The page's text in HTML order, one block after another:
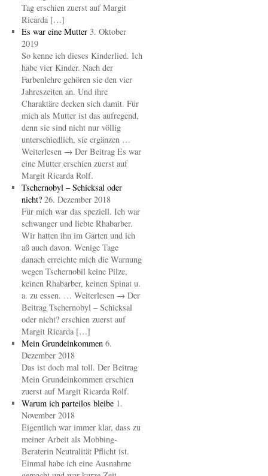
Tag erschien zuerst auf Margit
Ricarda […]
Es war eine Mutter 3. Oktober
2019
So kenne ich dieses Kinderlied. Ich
habe vier Kinder. Nach der
Farbenlehre gehören sie den vier
Jahreszeiten an. Und ihre
Charaktäre decken sich damit. Für
mich als Mutter ist das aufregend,
denn sie sind nicht nur völlig
unterschiedlich, sie ergänzen …
Weiterlesen → Der Beitrag Es war
eine Mutter erschien zuerst auf
Margit Ricarda Rolf.
Tschernobyl – Schicksal oder
nicht? 26. Dezember 2018
Für mich war das speziell. Ich war
schwanger und liebte Rhabarber.
Wir hatten ihn im Garten und ich
aß auch davon. Wenige Tage
danach erreichte mich die Warnung
wegen Tschernobil keine Pilze,
keinen Rhabarber, keinen Spinat u.
a. zu essen. … Weiterlesen → Der
Beitrag Tschernobyl – Schicksal
oder nicht? erschien zuerst auf
Margit Ricarda […]
Mein Grundeinkommen 6.
Dezember 2018
Das ist doch mal toll. Der Beitrag
Mein Grundeinkommen erschien
zuerst auf Margit Ricarda Rolf.
Warum ich parteilos bleibe 1.
November 2018
Eigentlich war immer klar, dass zu
meiner Arbeit als Mobbing-
Beraterin Neutralität Pflicht ist.
Einmal habe ich eine Ausnahme